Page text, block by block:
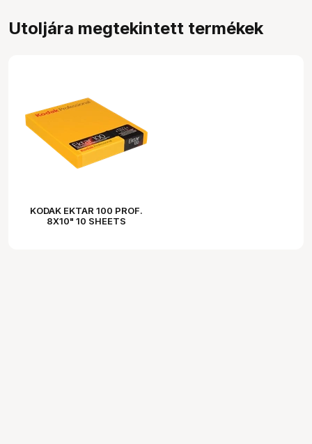
Utoljára megtekintett termékek
KODAK EKTAR 100 PROF.
8X10" 10 SHEETS